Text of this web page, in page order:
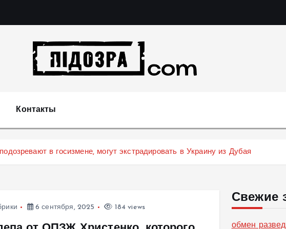
Контакты
в госизмене, могут экстрадировать в Украину из Дубая
6 сентября, 2025 184 views
Свежие
обмен